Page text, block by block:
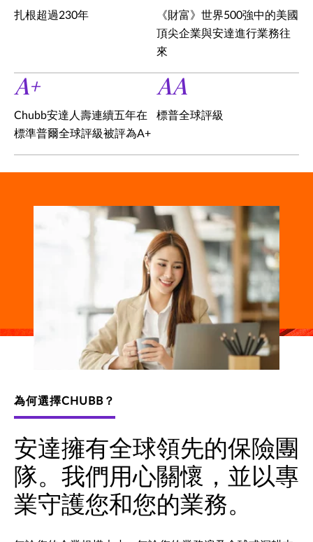
扎根超過230年
《財富》世界500強中的美國
頂尖企業與安達進行業務往
來
A+
Chubb安達人壽連續五年在
標準普爾全球評級被評為A+
AA
標普全球評級
為何選擇CHUBB？
安達擁有全球領先的保險團
隊。我們用心關懷，並以專
業守護您和您的業務。